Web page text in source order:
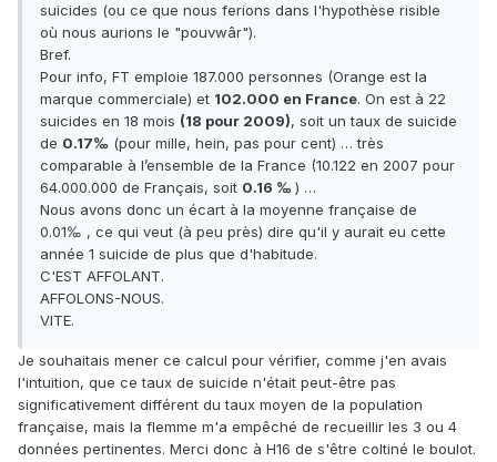
suicides (ou ce que nous ferions dans l'hypothèse risible
où nous aurions le "pouvwâr").
Bref.
Pour info, FT emploie 187.000 personnes (Orange est la
marque commerciale) et 102.000 en France. On est à 22
suicides en 18 mois (18 pour 2009), soit un taux de suicide
de 0.17‰ (pour mille, hein, pas pour cent) … très
comparable à l’ensemble de la France (10.122 en 2007 pour
64.000.000 de Français, soit 0.16 ‰ ) …
Nous avons donc un écart à la moyenne française de
0.01‰ , ce qui veut (à peu près) dire qu'il y aurait eu cette
année 1 suicide de plus que d'habitude.
C'EST AFFOLANT.
AFFOLONS-NOUS.
VITE.
Je souhaitais mener ce calcul pour vérifier, comme j'en avais
l'intuition, que ce taux de suicide n'était peut-être pas
significativement différent du taux moyen de la population
française, mais la flemme m'a empêché de recueillir les 3 ou 4
données pertinentes. Merci donc à H16 de s'être coltiné le boulot.